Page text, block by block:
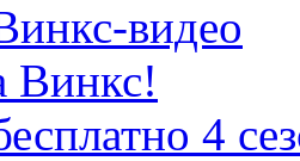
видео
Винкс!
4